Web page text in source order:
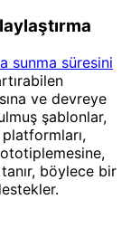
sunma süresini
ve devreye
şablonlar,
böylece bir